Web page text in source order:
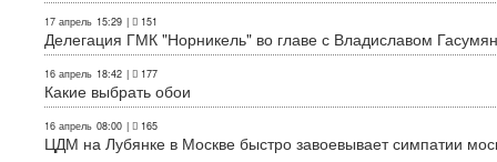
17 апрель 15:29 | 151
Делегация ГМК "Норникель" во главе с Владиславом
16 апрель 18:42 | 177
Какие выбрать обои
16 апрель 08:00 | 165
ЦДМ на Лубянке в Москве быстро завоевывает симпатии